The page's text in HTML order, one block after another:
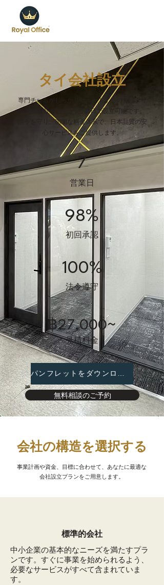
タイ会社設立
専門チームがしっかりサポートするので、タイ
の有限会社をわずか7営業日で設立可能です。
法令を守り、明朗な料金体系で、日本品質の安
心サービスをご提供します。
7
営業日
98%
初回承認
100%
法令遵守
฿27,000~
見積料金
無料相談のご予約
会社の構造を選択する
事業計画や資金、目標に合わせて、あなたに最適な
会社設立プランをご用意します。
標準的会社
中小企業の基本的なニーズを満たすプラ
ンです。すぐに事業を始められるよう、
必要なサービスがすべて含まれていま
す。